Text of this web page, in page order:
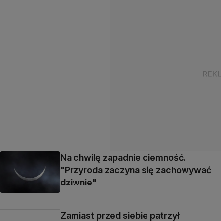
Na chwilę zapadnie ciemność.
"Przyroda zaczyna się zachowywać
dziwnie"
Zamiast przed siebie patrzył